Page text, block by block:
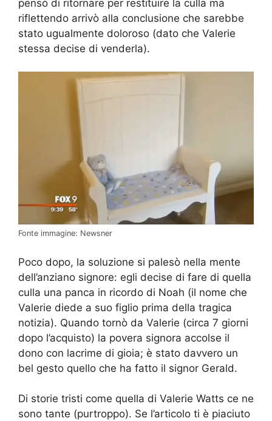
pensò di ritornare per restituire la culla ma
riflettendo arrivò alla conclusione che sarebbe
stato ugualmente doloroso (dato che Valerie
stessa decise di venderla).
Fonte immagine: Newsner
Poco dopo, la soluzione si palesò nella mente
dell’anziano signore: egli decise di fare di quella
culla una panca in ricordo di Noah (il nome che
Valerie diede a suo figlio prima della tragica
notizia). Quando tornò da Valerie (circa 7 giorni
dopo l’acquisto) la povera signora accolse il
dono con lacrime di gioia; è stato davvero un
bel gesto quello che ha fatto il signor Gerald.
Di storie tristi come quella di Valerie Watts ce ne
sono tante (purtroppo). Se l’articolo ti è piaciuto